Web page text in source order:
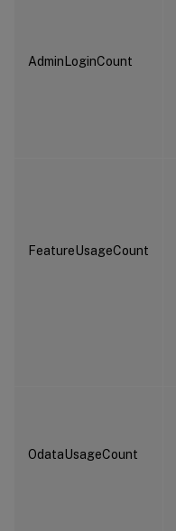
AdminLoginCount
FeatureUsageCount
OdataUsageCount